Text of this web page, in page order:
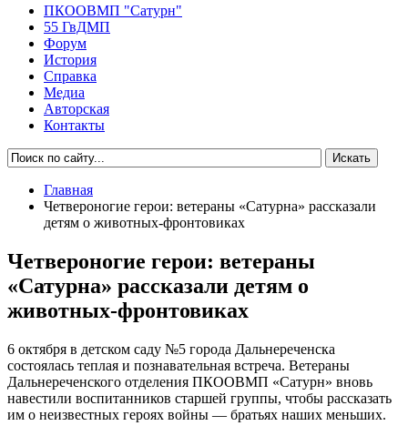
ПКООВМП "Сатурн"
55 ГвДМП
Форум
История
Справка
Медиа
Авторская
Контакты
Главная
Четвероногие герои: ветераны «Сатурна» рассказали
детям о животных-фронтовиках
Четвероногие герои: ветераны
«Сатурна» рассказали детям о
животных-фронтовиках
6 октября в детском саду №5 города Дальнереченска
состоялась теплая и познавательная встреча. Ветераны
Дальнереченского отделения ПКООВМП «Сатурн» вновь
навестили воспитанников старшей группы, чтобы рассказать
им о неизвестных героях войны — братьях наших меньших.